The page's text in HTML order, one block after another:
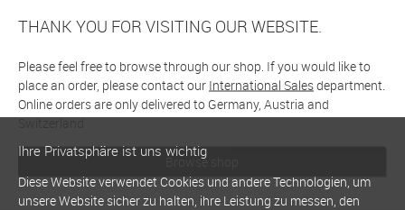
THANK YOU FOR VISITING OUR WEBSITE.
Please feel free to browse through our shop. If you would like to
place an order, please contact our International Salesdepartment.
Online orders are only delivered to Germany, Austria and
Switzerland
Browse shop
Ihre Privatsphäre ist uns wichtig
Diese Website verwendet Cookies und andere Technologien, um
unsere Website sicher zu halten, ihre Leistung zu messen, den